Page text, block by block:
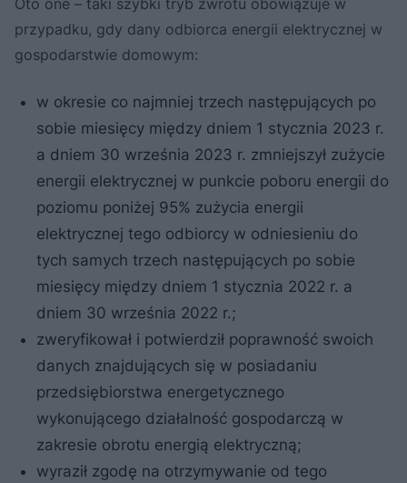
przypadku, gdy dany odbiorca energii elektrycznej w
gospodarstwie domowym:
w okresie co najmniej trzech następujących po
sobie miesięcy między dniem 1 stycznia 2023 r.
a dniem 30 września 2023 r. zmniejszył zużycie
energii elektrycznej w punkcie poboru energii do
poziomu poniżej 95% zużycia energii
elektrycznej tego odbiorcy w odniesieniu do
tych samych trzech następujących po sobie
miesięcy między dniem 1 stycznia 2022 r. a
dniem 30 września 2022 r.;
zweryfikował i potwierdził poprawność swoich
danych znajdujących się w posiadaniu
przedsiębiorstwa energetycznego
wykonującego działalność gospodarczą w
zakresie obrotu energią elektryczną;
wyraził zgodę na otrzymywanie od tego